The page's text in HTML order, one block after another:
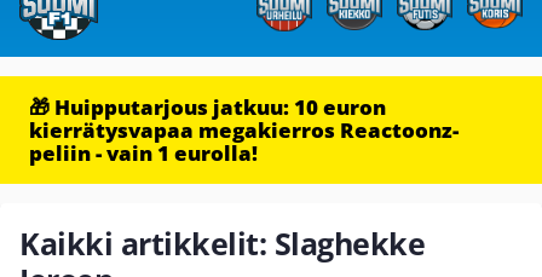
🎁 Huipputarjous jatkuu: 10 euron
kierrätysvapaa megakierros Reactoonz-
peliin - vain 1 eurolla!
Kaikki artikkelit: Slaghekke